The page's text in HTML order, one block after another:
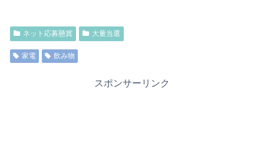
ネット応募懸賞 大量当選
家電 飲み物
スポンサーリンク